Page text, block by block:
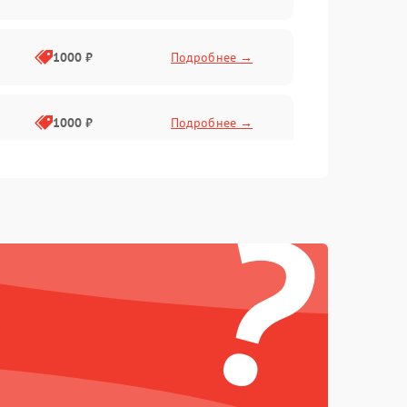
1000 ₽ Подробнее →
1000 ₽ Подробнее →
Подробнее →
Подробнее →
1000 ₽ Подробнее →
?